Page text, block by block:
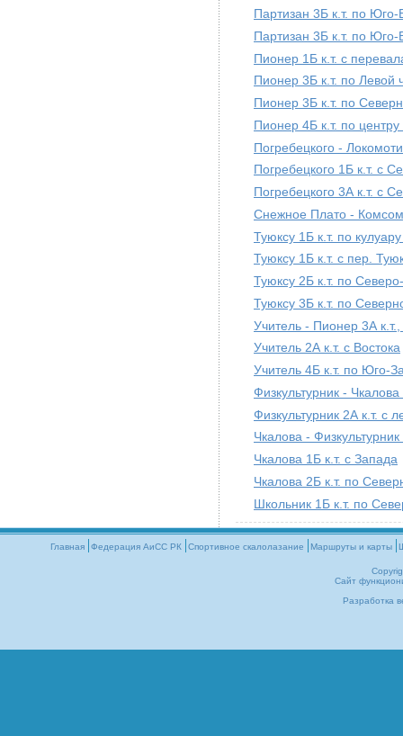
Партизан 3Б к.т. по
Партизан 3Б к.т. по Юго-
Пионер 1Б к.т. с
Пионер 3Б к.т. по Левой
Пионер 3Б к.т. по
Пионер 4Б к.т. по
Погребецкого -
Погребецкого 1Б к.т. с
Погребецкого 3А к.т. с
Снежное Плато -
Туюксу 1Б к.т. по
Туюксу 1Б к.т. с пер.
Туюксу 2Б к.т. по
Туюксу 3Б к.т. по
Учитель - Пионер 3А к.т.,
Учитель 2А к.т. с Востока
Учитель 4Б к.т. по Юго-
Физкультурник - Чкалова
Физкультурник 2А к.т. с
Чкалова - Физкультурник
Чкалова 1Б к.т. с Запада
Чкалова 2Б к.т. по
Школьник 1Б к.т. по
Главная Федерация АиСС РК Cпортивное скалолазание Маршруты и карты
Сайт
Разработка